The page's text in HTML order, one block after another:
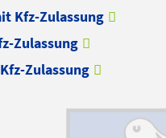
Kfz-Zulassung
Zulassung
Zulassung